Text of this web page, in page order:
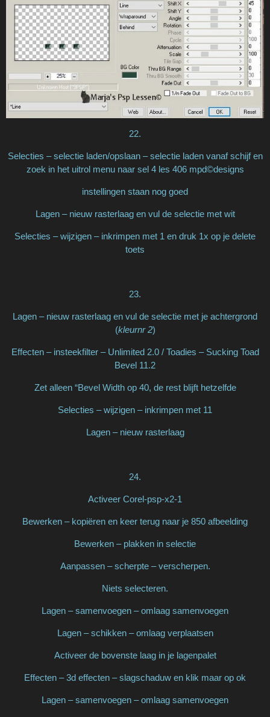
22.
Selecties – selectie laden/opslaan – selectie laden vanaf schijf en
zoek in het uitrol menu naar sel 4 les 406 mpd©designs
instellingen staan nog goed
Lagen – nieuw rasterlaag en vul de selectie met wit
Selecties – wijzigen – inkrimpen met 1 en druk 1x op je delete
toets
23.
Lagen – nieuw rasterlaag en vul de selectie met je achtergrond
(kleurnr 2)
Effecten – insteekfilter – Unlimited 2.0 / Toadies – Sucking Toad
Bevel 11.2
Zet alleen “Bevel Width op 40, de rest blijft hetzelfde
Selecties – wijzigen – inkrimpen met 11
Lagen – nieuw rasterlaag
24.
Activeer Corel-psp-x2-1
Bewerken – kopiëren en keer terug naar je 850 afbeelding
Bewerken – plakken in selectie
Aanpassen – scherpte – verscherpen.
Niets selecteren.
Lagen – samenvoegen – omlaag samenvoegen
Lagen – schikken – omlaag verplaatsen
Activeer de bovenste laag in je lagenpalet
Effecten – 3d effecten – slagschaduw en klik maar op ok
Lagen – samenvoegen – omlaag samenvoegen